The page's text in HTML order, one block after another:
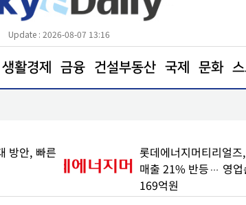
Update : 2026-08-07 13:16
생활경제 금융 건설부동산 국제 문화
방안, 빠른
롯데에너지머티리얼즈,
매출 21% 반등… 영업
169억원